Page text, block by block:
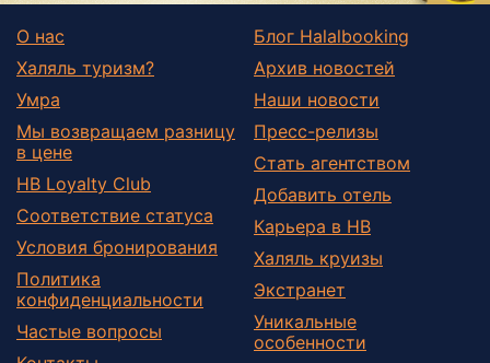
О нас
Халяль туризм?
Умра
Мы возвращаем разницу
в цене
HB Loyalty Club
Соответствие статуса
Условия бронирования
Политика
конфиденциальности
Частые вопросы
Блог Halalbooking
Архив новостей
Наши новости
Пресс-релизы
Стать агентством
Добавить отель
Карьера в HB
Халяль круизы
Экстранет
Уникальные
особенности